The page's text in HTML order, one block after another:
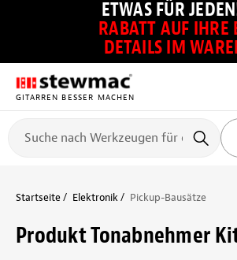
ETWAS FÜR
RABATT AUF IHRE
DETAILS IM
GITARREN BESSER MACHEN
Startseite Elektronik Pickup-Bausätze
Produkt Tonabnehmer